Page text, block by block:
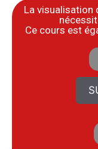
La visualisation
​Ce cours est